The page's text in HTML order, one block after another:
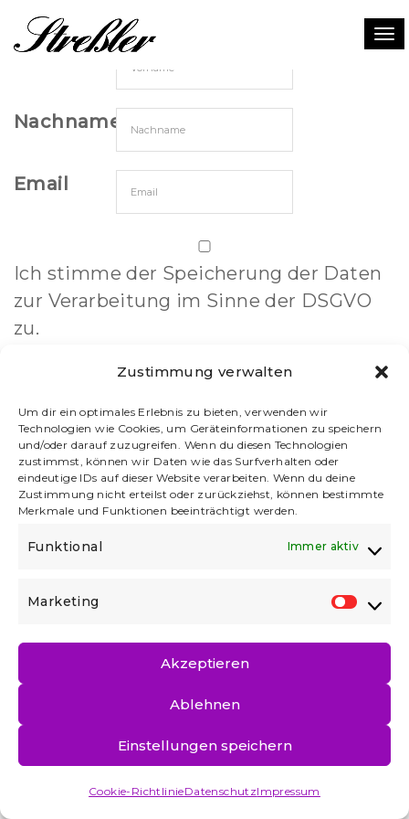
Zustimmung verwalten
Um dir ein optimales Erlebnis zu bieten, verwenden wir
Technologien wie Cookies, um Geräteinformationen zu speichern
und/oder darauf zuzugreifen. Wenn du diesen Technologien
zustimmst, können wir Daten wie das Surfverhalten oder
eindeutige IDs auf dieser Website verarbeiten. Wenn du deine
Zustimmung nicht erteilst oder zurückziehst, können bestimmte
Merkmale und Funktionen beeinträchtigt werden.
Funktional Immer aktiv
Marketing
Akzeptieren
Ablehnen
Einstellungen speichern
Cookie-RichtlinieDatenschutzImpressum
Vorname
Nachname
Email
Ich stimme der Speicherung der Daten
zur Verarbeitung im Sinne der DSGVO
zu.
DATENSCHUTZ | IMPRESSUM